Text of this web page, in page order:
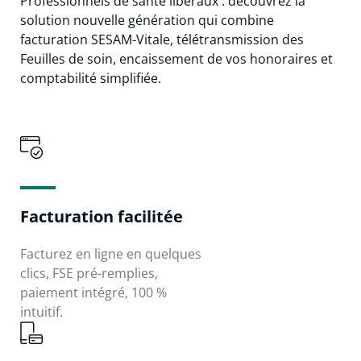
solution nouvelle génération qui combine
facturation SESAM-Vitale, télétransmission des
Feuilles de soin, encaissement de vos honoraires et
comptabilité simplifiée.
Facturation facilitée
Facturez en ligne en quelques
clics, FSE pré-remplies,
paiement intégré, 100 %
intuitif.